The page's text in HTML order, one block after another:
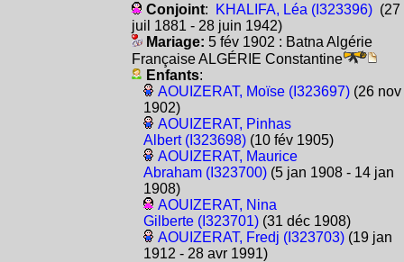
Conjoint: KHALIFA, Léa (I323396)(27
juil 1881 - 28 juin 1942)
Mariage: 5 fév 1902 : Batna Algérie
Française ALGÉRIE Constantine
Enfants:
AOUIZERAT, Moïse (I323697)(26 nov
1902)
AOUIZERAT, Pinhas
Albert (I323698)(10 fév 1905)
AOUIZERAT, Maurice
Abraham (I323700)(5 jan 1908 - 14 jan
1908)
AOUIZERAT, Nina
Gilberte (I323701)(31 déc 1908)
AOUIZERAT, Fredj (I323703)(19 jan
1912 - 28 avr 1991)